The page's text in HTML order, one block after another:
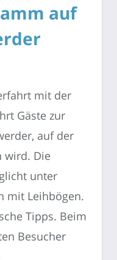
auf
mit der
Gäste zur
auf der
wird. Die
unter
mit Leihbögen.
Tipps. Beim
Besucher